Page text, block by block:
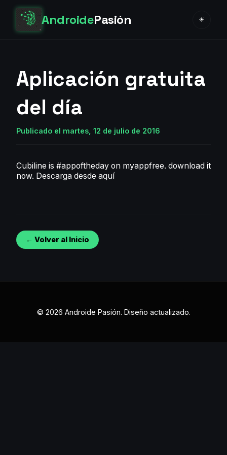
AndroidePasión ☀
Aplicación gratuita
del día
Publicado el martes, 12 de julio de 2016
Cubiline is #appoftheday on myappfree. download it
now. Descarga desde aquí
← Volver al Inicio
© 2026 Androide Pasión. Diseño actualizado.